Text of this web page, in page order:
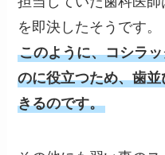
を即決したそうです。
このように、コシラ
のに役立つため、歯
きるのです。